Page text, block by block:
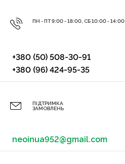
ПН - ПТ 9:00 - 18:00, СБ 10:00 - 14:00
+380 (50) 508-30-91
+380 (96) 424-95-35
ПІДТРИМКА
ЗАМОВЛЕНЬ
neoinua952@gmail.com